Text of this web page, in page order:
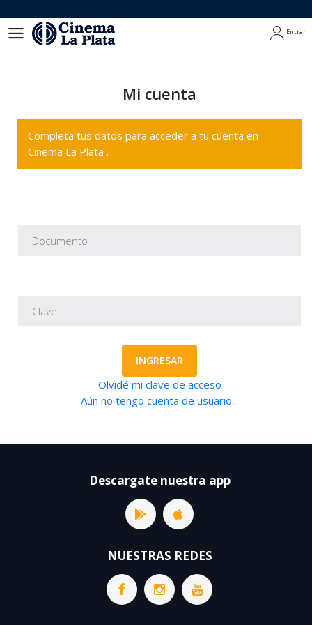
Entrar
Mi cuenta
Completa tus datos para acceder a tu cuenta en
Cinema La Plata .
INGRESAR
Olvidé mi clave de acceso
Aún no tengo cuenta de usuario...
Descargate nuestra app
NUESTRAS REDES